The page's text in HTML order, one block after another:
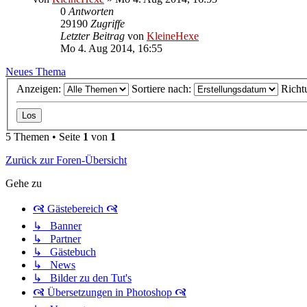
0 Antworten
29190 Zugriffe
Letzter Beitrag von KleineHexe
Mo 4. Aug 2014, 16:55
Neues Thema
Anzeigen:
Sortiere nach:
5 Themen • Seite 1 von 1
Zurück zur Foren-Übersicht
Gehe zu
🙧 Gästebereich 🙧
↳ Banner
↳ Partner
↳ Gästebuch
↳ News
↳ Bilder zu den Tut's
🙧 Übersetzungen in Photoshop 🙧